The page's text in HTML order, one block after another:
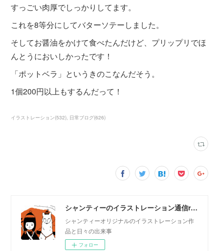
すっごい肉厚でしっかりしてます。
これを8等分にしてバターソテーしました。
そしてお醤油をかけて食べたんだけど、プリップリでほ
んとうにおいしかったです！
「ポットベラ」というきのこなんだそう。
1個200円以上もするんだって！
イラストレーション(532) 日常ブログ(626)
シャンティーのイラストレーション通信rararashanty
シャンティーオリジナルのイラストレーション作
品と日々の出来事
フォロー